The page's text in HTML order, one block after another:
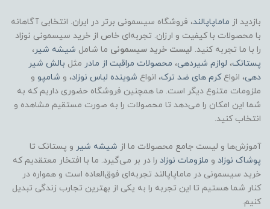
بازدید از ماماپاپالند، فروشگاه سیسمونی برتر در ایران. انتخابی آگاهانه
با محصولات با کیفیت و ارزان. تجربه‌ای خاص از خرید سیسمونی نوزاد
را با ما تجربه کنید. لیست خرید سیسمونی ما شامل شیشه شیر،
پستانک، لوازم شیردهی، محصولات مراقبت از مادر مثل بالش شیر
دهی، انواعکرم های ضد ترک، انواع شوینده لباس نوزاد، و شامپو و
ملزومات متنوع دیگر است. ما همچنین فروشگاه حضوری داریم که به
شما این امکان را می‌دهد تا محصولات را به صورت مستقیم مشاهده و
انتخاب کنید.
آموزش‌ها و لیست جامع محصولات ما از شیشه شیر و پستانک تا
پوشاک نوزاد و ملزومات نوزاد را در بر می‌گیرد. ما با افتخار معتقدیم که
خرید سیسمونی در ماماپاپالند تجربه‌ای فوق‌العاده است و همواره در
کنار شما هستیم تا این تجربه را به یکی از بهترین تجارب زندگی تبدیل
کنیم.